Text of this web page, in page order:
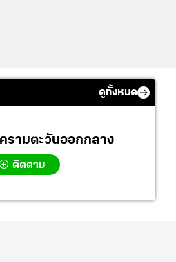
ดูทั้งหมด
รามตะวันออกกลาง
ติดตาม